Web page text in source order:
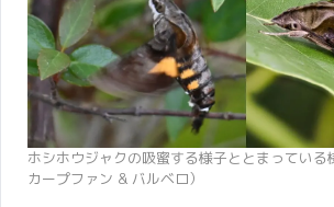
ホシホウジャクの吸蜜する様子ととまっている
カープファン & バルベロ）